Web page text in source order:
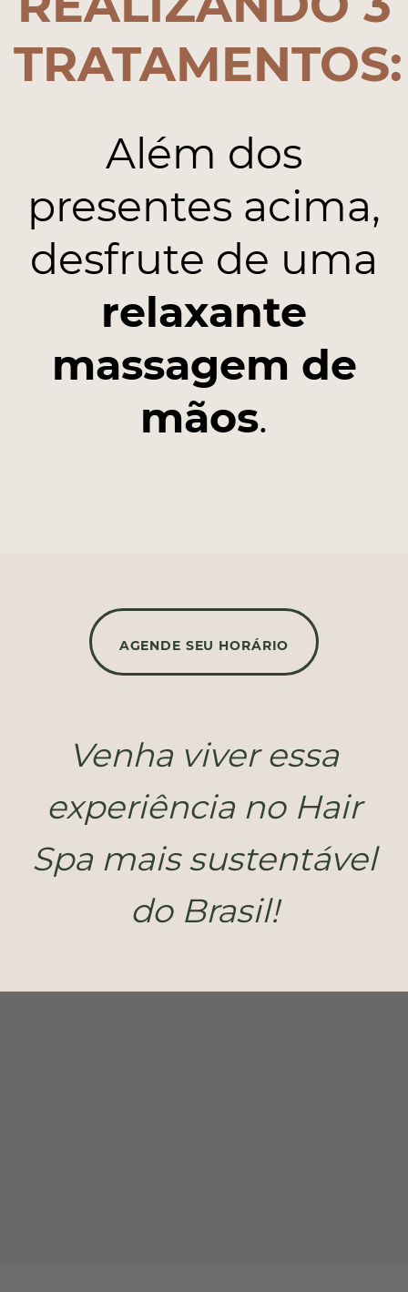
TRATAMENTOS:
Além dos
presentes acima,
desfrute de uma
relaxante
massagem de
mãos.
AGENDE SEU HORÁRIO
Venha viver essa
experiência no Hair
Spa mais sustentável
do Brasil!